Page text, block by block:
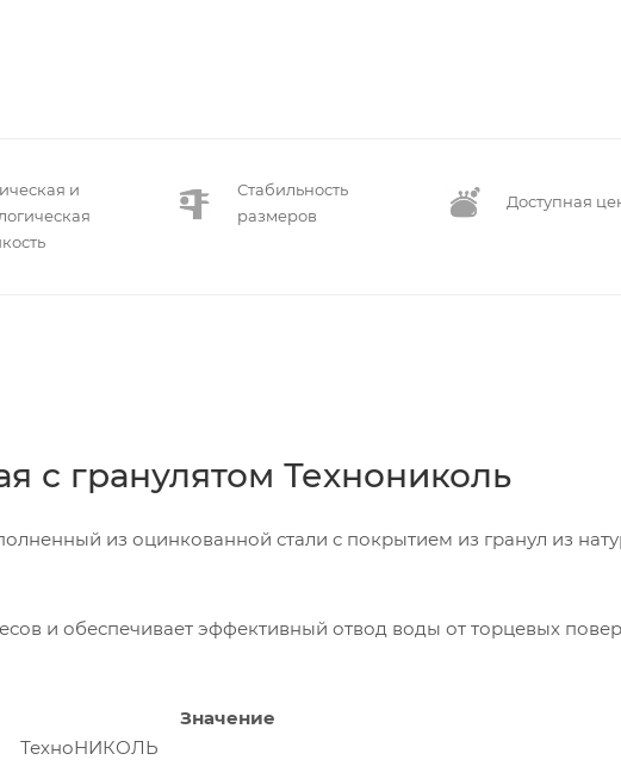
и
Стабильность
размеров
Доступная
с гранулятом Технониколь
из оцинкованной стали с покрытием из гранул из
и обеспечивает эффективный отвод воды от торцевых
Значение
ТехноНИКОЛЬ